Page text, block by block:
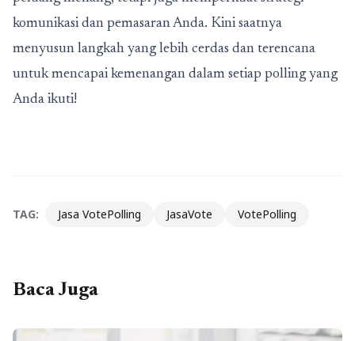
komunikasi dan pemasaran Anda. Kini saatnya
menyusun langkah yang lebih cerdas dan terencana
untuk mencapai kemenangan dalam setiap polling yang
Anda ikuti!
TAG: Jasa VotePolling JasaVote VotePolling
Baca Juga